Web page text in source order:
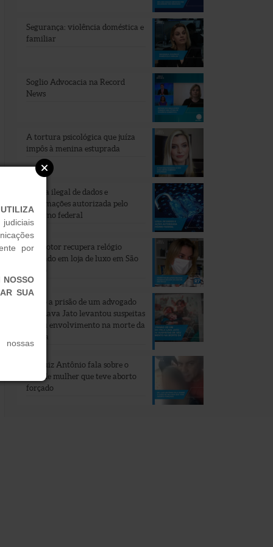
Segurança: violência doméstica e
familiar
Soglio Advocacia na Record
News
A tortura psicológica que juíza
impôs à menina estuprada
Venda ilegal de dados e
informações autorizada pelo
governo federal
Promotor recupera relógio
roubado em loja de luxo em São
Como a prisão de um advogado
pela Lava Jato levantou suspeitas
de seu envolvimento na morte da
esposa
Dr. Luiz Antônio fala sobre o
caso de mulher que teve aborto
forçado
por
NOSSO
SUA
nossas